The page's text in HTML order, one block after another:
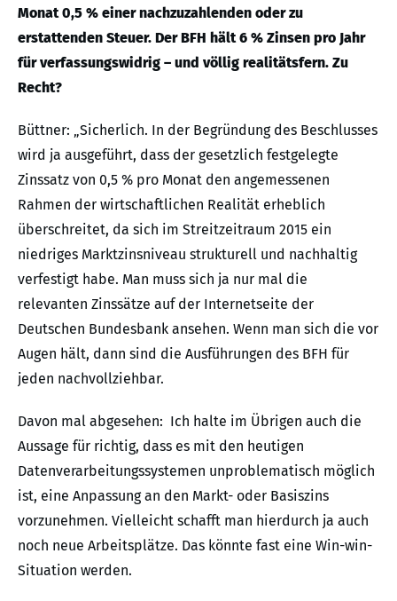
Monat 0,5 % einer nachzuzahlenden oder zu
erstattenden Steuer. Der BFH hält 6 % Zinsen pro Jahr
für verfassungswidrig – und völlig realitätsfern. Zu
Recht?
Büttner: „Sicherlich. In der Begründung des Beschlusses
wird ja ausgeführt, dass der gesetzlich festgelegte
Zinssatz von 0,5 % pro Monat den angemessenen
Rahmen der wirtschaftlichen Realität erheblich
überschreitet, da sich im Streitzeitraum 2015 ein
niedriges Marktzinsniveau strukturell und nachhaltig
verfestigt habe. Man muss sich ja nur mal die
relevanten Zinssätze auf der Internetseite der
Deutschen Bundesbank ansehen. Wenn man sich die vor
Augen hält, dann sind die Ausführungen des BFH für
jeden nachvollziehbar.
Davon mal abgesehen: Ich halte im Übrigen auch die
Aussage für richtig, dass es mit den heutigen
Datenverarbeitungssystemen unproblematisch möglich
ist, eine Anpassung an den Markt- oder Basiszins
vorzunehmen. Vielleicht schafft man hierdurch ja auch
noch neue Arbeitsplätze. Das könnte fast eine Win-win-
Situation werden.